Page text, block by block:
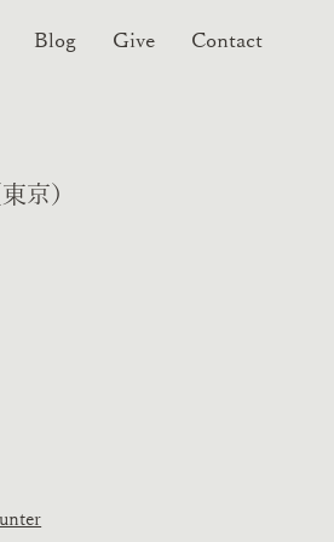
Blog Give Contact
京）